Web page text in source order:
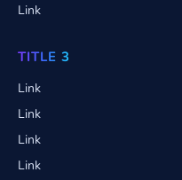
Link
TITLE 3
Link
Link
Link
Link